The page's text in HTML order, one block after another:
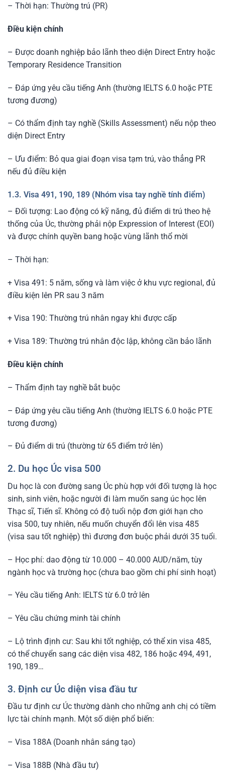
– Thời hạn: Thường trú (PR)
Điều kiện chính
– Được doanh nghiệp bảo lãnh theo diện Direct Entry hoặc
Temporary Residence Transition
– Đáp ứng yêu cầu tiếng Anh (thường IELTS 6.0 hoặc PTE
tương đương)
– Có thẩm định tay nghề (Skills Assessment) nếu nộp theo
diện Direct Entry
– Ưu điểm: Bỏ qua giai đoạn visa tạm trú, vào thẳng PR
nếu đủ điều kiện
1.3. Visa 491, 190, 189 (Nhóm visa tay nghề tính điểm)
– Đối tượng: Lao động có kỹ năng, đủ điểm di trú theo hệ
thống của Úc, thường phải nộp Expression of Interest (EOI)
và được chính quyền bang hoặc vùng lãnh thổ mời
– Thời hạn:
+ Visa 491: 5 năm, sống và làm việc ở khu vực regional, đủ
điều kiện lên PR sau 3 năm
+ Visa 190: Thường trú nhân ngay khi được cấp
+ Visa 189: Thường trú nhân độc lập, không cần bảo lãnh
Điều kiện chính
– Thẩm định tay nghề bắt buộc
– Đáp ứng yêu cầu tiếng Anh (thường IELTS 6.0 hoặc PTE
tương đương)
– Đủ điểm di trú (thường từ 65 điểm trở lên)
2. Du học Úc visa 500
Du học là con đường sang Úc phù hợp với đối tượng là học
sinh, sinh viên, hoặc người đi làm muốn sang úc học lên
Thạc sĩ, Tiến sĩ. Không có độ tuổi nộp đơn giới hạn cho
visa 500, tuy nhiên, nếu muốn chuyển đổi lên visa 485
(visa sau tốt nghiệp) thì đương đơn buộc phải dưới 35 tuổi.
– Học phí: dao động từ 10.000 – 40.000 AUD/năm, tùy
ngành học và trường học (chưa bao gồm chi phí sinh hoạt)
– Yêu cầu tiếng Anh: IELTS từ 6.0 trở lên
– Yêu cầu chứng minh tài chính
– Lộ trình định cư: Sau khi tốt nghiệp, có thể xin visa 485,
có thể chuyển sang các diện visa 482, 186 hoặc 494, 491,
190, 189…
3. Định cư Úc diện visa đầu tư
Đầu tư định cư Úc thường dành cho những anh chị có tiềm
lực tài chính mạnh. Một số diện phổ biến:
– Visa 188A (Doanh nhân sáng tạo)
– Visa 188B (Nhà đầu tư)